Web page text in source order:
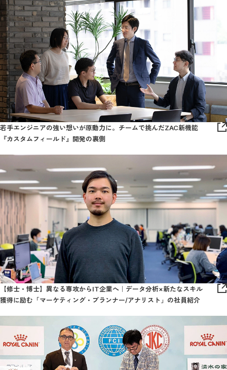
若手エンジニアの強い想いが原動力に。チームで挑んだZAC新機能
『カスタムフィールド』開発の裏側
【修士・博士】異なる専攻からIT企業へ｜データ分析×新たなスキル
獲得に励む「マーケティング・プランナー/アナリスト」の社員紹介